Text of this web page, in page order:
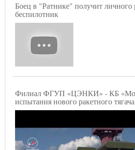
Боец в "Ратнике" получит личного
беспилотник
Филиал ФГУП «ЦЭНКИ» - КБ
испытания нового ракетного тягача